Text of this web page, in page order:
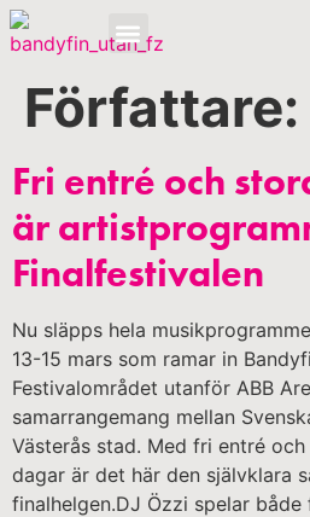
Författare:
Fri entré och
är
Finalfestivalen
Nu släpps hela
13-15 mars som ramar in
Festivalområdet utanför ABB
samarrangemang mellan
Västerås stad. Med fri entré
dagar är det här den självklara
finalhelgen.DJ Özzi spelar